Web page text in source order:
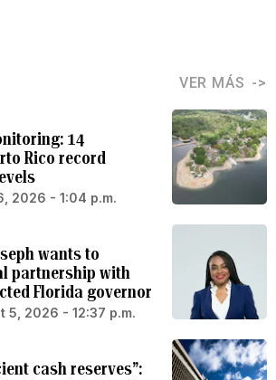
VER MÁS
14
Rico record
2026 - 1:04 p.m.
wants to
partnership with
Florida governor
5, 2026 - 12:37 p.m.
cash reserves”: